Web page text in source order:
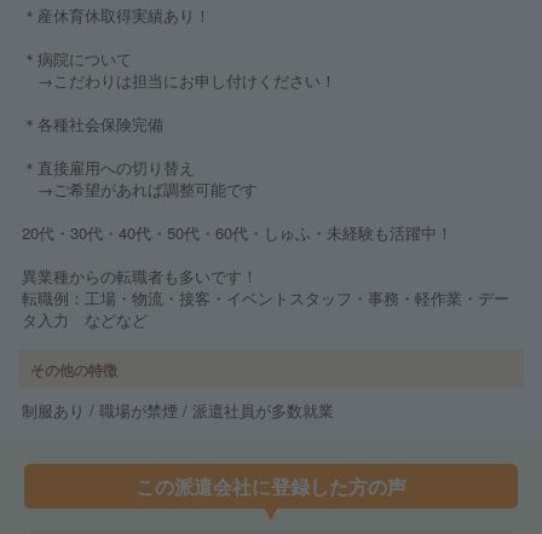
＊産休育休取得実績あり！
＊病院について
→こだわりは担当にお申し付けください！
＊各種社会保険完備
＊直接雇用への切り替え
→ご希望があれば調整可能です
20代・30代・40代・50代・60代・しゅふ・未経験も活躍中！
異業種からの転職者も多いです！
転職例：工場・物流・接客・イベントスタッフ・事務・軽作業・デー
タ入力 などなど
その他の特徴
制服あり / 職場が禁煙 / 派遣社員が多数就業
この派遣会社に登録した方の声